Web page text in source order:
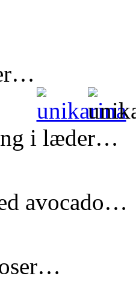
i læder…
avocado…